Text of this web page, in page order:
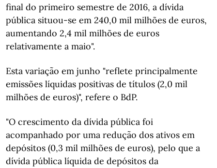
final do primeiro semestre de 2016, a dívida
pública situou-se em 240,0 mil milhões de euros,
aumentando 2,4 mil milhões de euros
relativamente a maio".
Esta variação em junho "reflete principalmente
emissões líquidas positivas de títulos (2,0 mil
milhões de euros)", refere o BdP.
"O crescimento da dívida pública foi
acompanhado por uma redução dos ativos em
depósitos (0,3 mil milhões de euros), pelo que a
dívida pública líquida de depósitos da